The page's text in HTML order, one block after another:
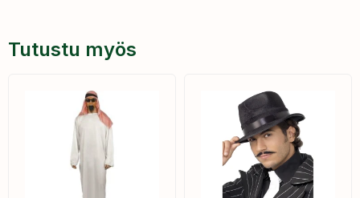
Tutustu myös